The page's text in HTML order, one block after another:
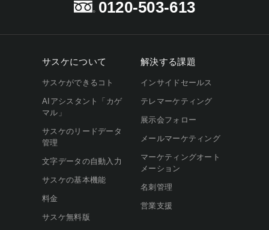
0120-503-613
サスケについて
サスケができるコト
AIアシスタント「カゲ
マル」
サスケのリードデータ
管理
文字データの自動入力
サスケの基本機能
料金
サスケ無料版
解決する課題
インサイドセールス
テレマーケティング
展示会フォロー
メールマーケティング
マーケティングオート
メーション
名刺管理
営業支援